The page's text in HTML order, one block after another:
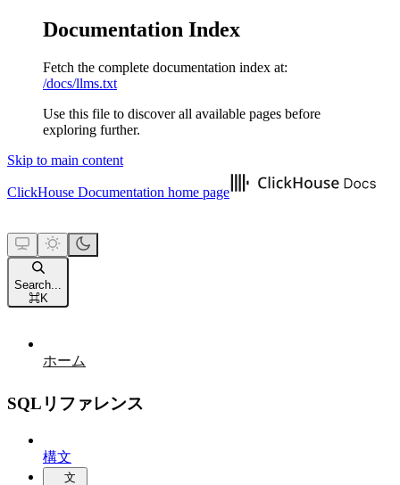
Documentation Index
Fetch the complete documentation index at:
/docs/llms.txt
Use this file to discover all available pages before
exploring further.
Skip to main content
ClickHouse Documentation home page
Search...
⌘K
ホーム
SQLリファレンス
構文
文